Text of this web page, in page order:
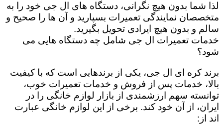
لذا شما بدون هیچ نگرانی، دستگاه های ال جی خود را به
متخصصان نمایندگی تعمیرات بسپارید و آن ها را صحیح و
سالم و بدون هیچ ایرادی تحویل بگیرید.
خدمات تعمیرات ال جی شامل چه دستگاه هایی می
شود؟
برند کره ای ال جی، یکی از برندهایی است که با کیفیت
بالا، خدمات پس از فروش و خدمات تعمیرات خوب،
توانسته سهم ارزشمندی از بازار لوازم خانگی را در
ایران، از آن خود کند. برخی از این لوازم خانگی عبارت
اند از: